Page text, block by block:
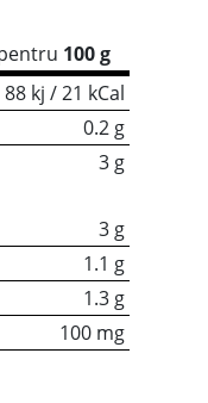
100 g
88 kj / 21 kCal
0.2 g
3 g
3 g
1.1 g
1.3 g
100 mg